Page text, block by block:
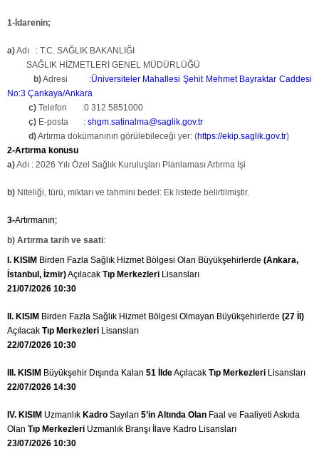
1-İdarenin;
a)Adı : T.C. SAĞLIK BAKANLIĞI
SAĞLIK HİZMETLERİ GENEL MÜDÜRLÜĞÜ
b)Adresi :Üniversiteler Mahallesi Şehit Mehmet Bayraktar Caddesi
No:3 Çankaya/Ankara
c) Telefon :0 312 5851000
ç) E-posta : shgm.satinalma@saglik.gov.tr
d)Artırma dokümanının görülebileceği yer: (https://ekip.saglik.gov.tr)
2-Artırma konusu
a)Adı : 2026 Yılı Özel Sağlık Kuruluşları Planlaması Artırma İşi
b) Niteliği, türü, miktarı ve tahmini bedel: Ek listede belirtilmiştir.
3-Artırmanın;
b) Artırma tarih ve saati:
I. KISIM Birden Fazla Sağlık Hizmet Bölgesi Olan Büyükşehirlerde (Ankara,
İstanbul, İzmir)Açılacak Tıp Merkezleri Lisansları
21/07/2026 10:30
II. KISIM Birden Fazla Sağlık Hizmet Bölgesi Olmayan Büyükşehirlerde (27 İl)
Açılacak Tıp Merkezleri Lisansları
22/07/2026 10:30
III. KISIM Büyükşehir Dışında Kalan 51 İldeAçılacak Tıp Merkezleri Lisansları
22/07/2026 14:30
IV. KISIM Uzmanlık Kadro Sayıları 5’in Altında Olan Faal ve Faaliyeti Askıda
Olan Tıp Merkezleri Uzmanlık Branşı İlave Kadro Lisansları
23/07/2026 10:30